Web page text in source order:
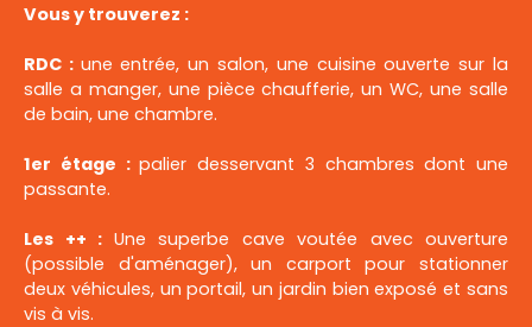
Vous y trouverez :
RDC : une entrée, un salon, une cuisine ouverte sur la
salle a manger, une pièce chaufferie, un WC, une salle
de bain, une chambre.
1er étage :palier desservant 3 chambres dont une
passante.
Les ++ : Une superbe cave voutée avec ouverture
(possible d'aménager), un carport pour stationner
deux véhicules, un portail, un jardin bien exposé et sans
vis à vis.